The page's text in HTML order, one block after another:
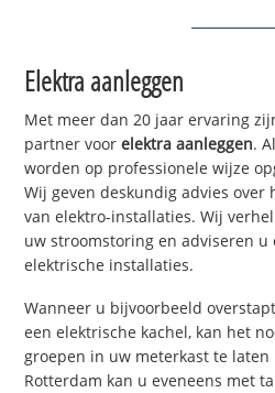
Elektra aanleggen
Met meer dan 20 jaar ervaring
partner voorelektra aanleggen.
worden op professionele wijze
Wij geven deskundig advies over
van elektro-installaties. Wij
uw stroomstoring en adviseren u
elektrische installaties.
Wanneer u bijvoorbeeld
een elektrische kachel, kan het
groepen in uw meterkast te
Rotterdam kan u eveneens met